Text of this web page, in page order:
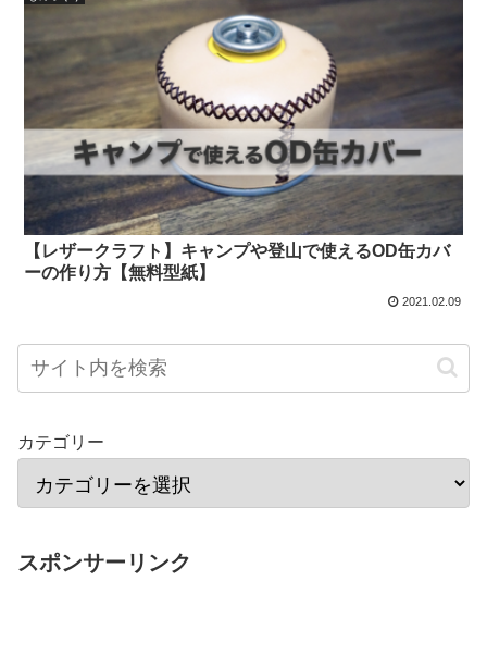
【レザークラフト】キャンプや登山で使えるOD缶カバ
ーの作り方【無料型紙】
2021.02.09
カテゴリー
スポンサーリンク